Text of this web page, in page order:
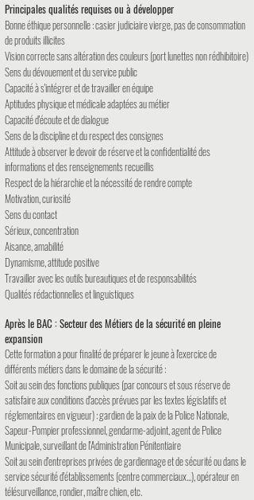
Principales qualités requises ou à développer
Bonne éthique personnelle : casier judiciaire vierge, pas de consommation
de produits illicites
Vision correcte sans altération des couleurs (port lunettes non rédhibitoire)
Sens du dévouement et du service public
Capacité à s'intégrer et de travailler en équipe
Aptitudes physique et médicale adaptées au métier
Capacité d'écoute et de dialogue
Sens de la discipline et du respect des consignes
Attitude à observer le devoir de réserve et la confidentialité des
informations et des renseignements recueillis
Respect de la hiérarchie et la nécessité de rendre compte
Motivation, curiosité
Sens du contact
Sérieux, concentration
Aisance, amabilité
Dynamisme, attitude positive
Travailler avec les outils bureautiques et de responsabilités
Qualités rédactionnelles et linguistiques
Après le BAC : Secteur des Métiers de la sécurité en pleine
expansion
Cette formation a pour finalité de préparer le jeune à l'exercice de
différents métiers dans le domaine de la sécurité :
Soit au sein des fonctions publiques (par concours et sous réserve de
satisfaire aux conditions d'accès prévues par les textes législatifs et
réglementaires en vigueur) : gardien de la paix de la Police Nationale,
Sapeur-Pompier professionnel, gendarme-adjoint, agent de Police
Municipale, surveillant de l'Administration Pénitentiaire
Soit au sein d'entreprises privées de gardiennage et de sécurité ou dans le
service sécurité d'établissements (centre commerciaux...), opérateur en
télésurveillance, rondier, maître chien, etc.